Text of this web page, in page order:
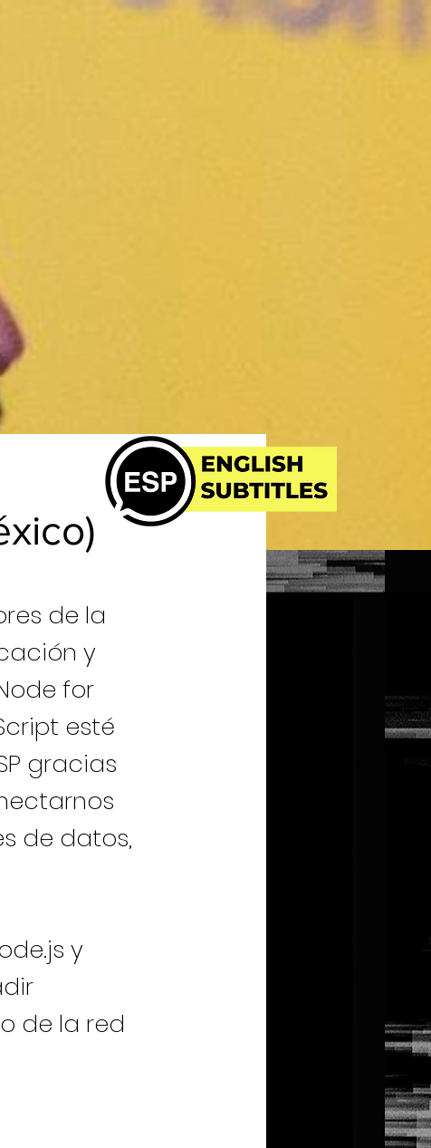
de la
y
for
esté
gracias
de datos,
y
de la red